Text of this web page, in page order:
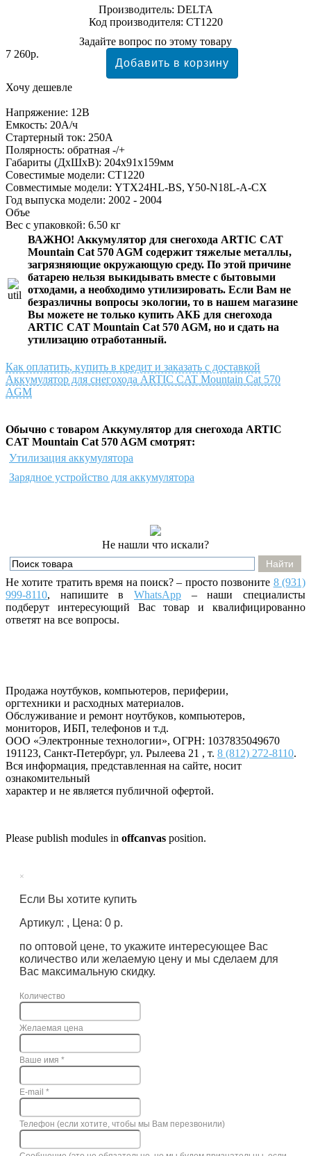
Производитель: DELTA
Код производителя: CT1220
Задайте вопрос по этому товару
7 260р.
Хочу дешевле
Напряжение: 12В
Емкость: 20А/ч
Стартерный ток: 250А
Полярность: обратная -/+
Габариты (ДхШхВ): 204x91x159мм
Совестимые модели: CT1220
Совместимые модели: YTX24HL-BS, Y50-N18L-A-CX
Год выпуска модели: 2002 - 2004
Объе
Вес с упаковкой: 6.50 кг
ВАЖНО! Аккумулятор для снегохода ARTIC CAT
Mountain Cat 570 AGM содержит тяжелые металлы,
загрязняющие окружающую среду. По этой причине
батарею нельзя выкидывать вместе с бытовыми
отходами, а необходимо утилизировать. Если Вам не
безразличны вопросы экологии, то в нашем магазине
Вы можете не только купить АКБ для снегохода
ARTIC CAT Mountain Cat 570 AGM, но и сдать на
утилизацию отработанный.
Как оплатить, купить в кредит и заказать с доставкой
Аккумулятор для снегохода ARTIC CAT Mountain Cat 570
AGM
Обычно с товаром Аккумулятор для снегохода ARTIC
CAT Mountain Cat 570 AGM смотрят:
Утилизация аккумулятора
Зарядное устройство для аккумулятора
Не нашли что искали?
Не хотите тратить время на поиск? – просто позвоните 8 (931)
999-8110, напишитевWhatsApp – наши специалисты
подберут интересующий Вас товар и квалифицированно
ответят на все вопросы.
Продажа ноутбуков, компьютеров, периферии,
оргтехники и расходных материалов.
Обслуживание и ремонт ноутбуков, компьютеров,
мониторов, ИБП, телефонов и т.д.
ООО «Электронные технологии», ОГРН: 1037835049670
191123, Санкт-Петербург, ул. Рылеева 21 , т. 8 (812) 272-8110.
Вся информация, представленная на сайте, носит
ознакомительный
характер и не является публичной офертой.
Please publish modules in offcanvas position.
×
Если Вы хотите купить
Артикул: , Цена: 0 р.
по оптовой цене, то укажите интересующее Вас
количество или желаемую цену и мы сделаем для
Вас максимальную скидку.
Количество
Желаемая цена
Ваше имя *
E-mail *
Телефон (если хотите, чтобы мы Вам перезвонили)